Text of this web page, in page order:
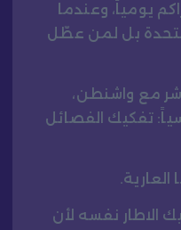
يومياً، وعندما
بل لمن عطّل
مع واشنطن،
تفكيك الفصائل
الاطار نفسه لأن